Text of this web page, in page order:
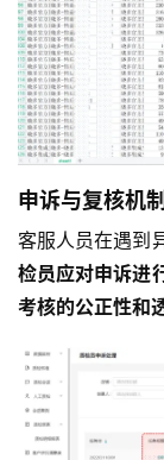
申诉与复核机制
客服人员在遇到
检员应对申诉进
考核的公正性和